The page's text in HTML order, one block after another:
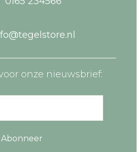
onze nieuwsbrief:
Abonneer